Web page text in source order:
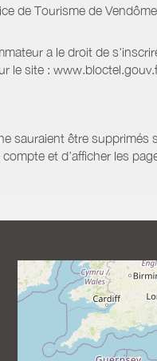
de Tourisme de Vendôme
a le droit de
le site :
sauraient être supprimés
et d’afficher les